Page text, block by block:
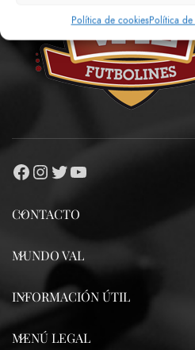
Política de cookiesPolítica
CONTACTO
MUNDO VAL
INFORMACIÓN ÚTIL
MENÚ LEGAL